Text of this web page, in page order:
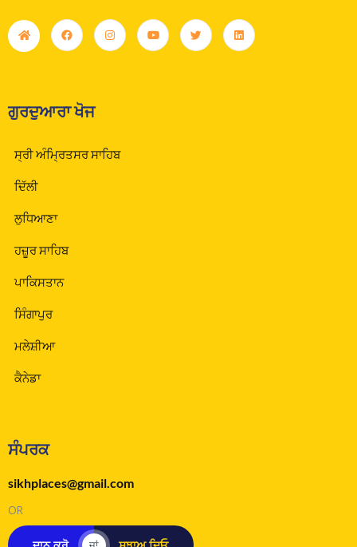
ਗੁਰਦੁਆਰਾ ਖੋਜ
ਸ੍ਰੀ ਅੰਮ੍ਰਿਤਸਰ ਸਾਹਿਬ
ਦਿੱਲੀ
ਲੁਧਿਆਣਾ
ਹਜ਼ੂਰ ਸਾਹਿਬ
ਪਾਕਿਸਤਾਨ
ਸਿੰਗਾਪੁਰ
ਮਲੇਸ਼ੀਆ
ਕੈਨੇਡਾ
ਸੰਪਰਕ
sikhplaces@gmail.com
OR